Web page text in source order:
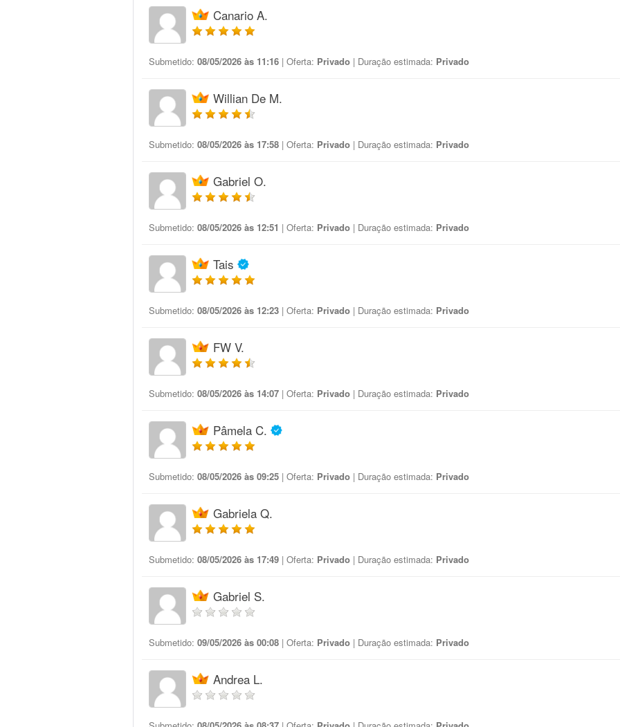
Canario A.
Submetido: 08/05/2026 às 11:16 | Oferta: Privado | Duração estimada: Privado
Willian De M.
Submetido: 08/05/2026 às 17:58 | Oferta: Privado | Duração estimada: Privado
Gabriel O.
Submetido: 08/05/2026 às 12:51 | Oferta: Privado | Duração estimada: Privado
Tais
Submetido: 08/05/2026 às 12:23 | Oferta: Privado | Duração estimada: Privado
FW V.
Submetido: 08/05/2026 às 14:07 | Oferta: Privado | Duração estimada: Privado
Pâmela C.
Submetido: 08/05/2026 às 09:25 | Oferta: Privado | Duração estimada: Privado
Gabriela Q.
Submetido: 08/05/2026 às 17:49 | Oferta: Privado | Duração estimada: Privado
Gabriel S.
Submetido: 09/05/2026 às 00:08 | Oferta: Privado | Duração estimada: Privado
Andrea L.